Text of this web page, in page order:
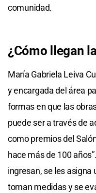
comunidad.
¿Cómo llegan
María Gabriela Leiva
y encargada del área
formas en que las
puede ser a través de
como premios del
hace más de 100
ingresan, se les asigna
toman medidas y se